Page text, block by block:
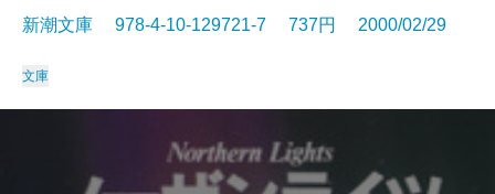
新潮文庫 978-4-10-129721-7 737円 2000/02/29
文庫